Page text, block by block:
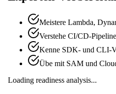
Meistere Lambda,
Verstehe CI/CD-
Kenne SDK- und CLI-
Übe mit SAM und
Loading readiness analysis...